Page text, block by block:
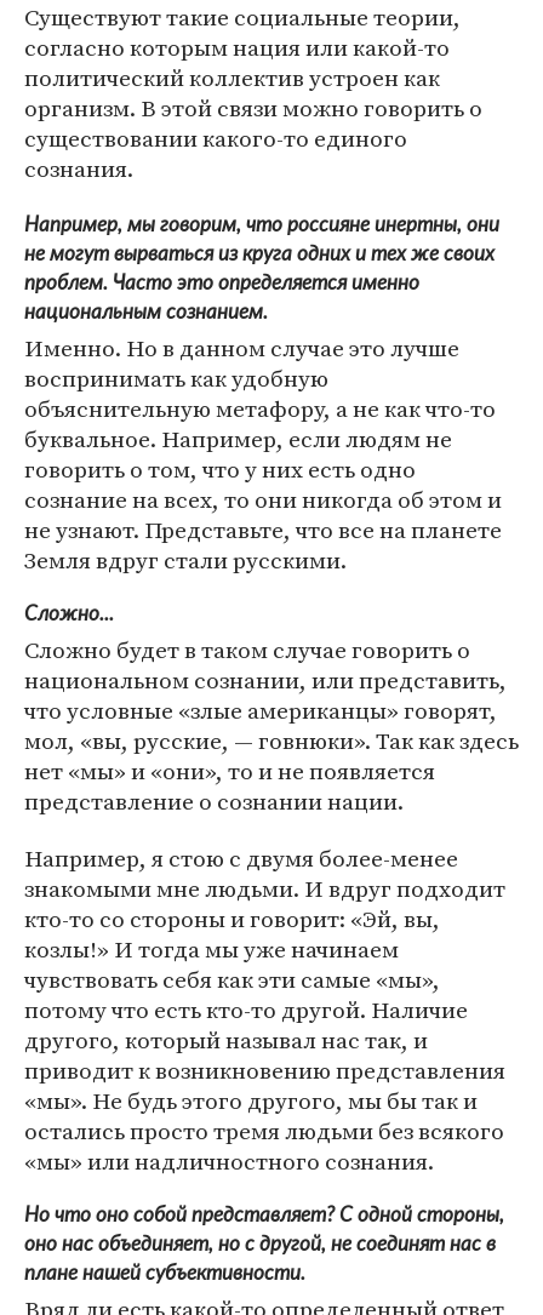
Существуют такие социальные теории,
согласно которым нация или какой-то
политический коллектив устроен как
организм. В этой связи можно говорить о
существовании какого-то единого
сознания.
Например, мы говорим, что россияне инертны, они
не могут вырваться из круга одних и тех же своих
проблем. Часто это определяется именно
национальным сознанием.
Именно. Но в данном случае это лучше
воспринимать как удобную
объяснительную метафору, а не как что-то
буквальное. Например, если людям не
говорить о том, что у них есть одно
сознание на всех, то они никогда об этом и
не узнают. Представьте, что все на планете
Земля вдруг стали русскими.
Сложно...
Сложно будет в таком случае говорить о
национальном сознании, или представить,
что условные «злые американцы» говорят,
мол, «вы, русские, — говнюки». Так как здесь
нет «мы» и «они», то и не появляется
представление о сознании нации.
Например, я стою с двумя более-менее
знакомыми мне людьми. И вдруг подходит
кто-то со стороны и говорит: «Эй, вы,
козлы!» И тогда мы уже начинаем
чувствовать себя как эти самые «мы»,
потому что есть кто-то другой. Наличие
другого, который называл нас так, и
приводит к возникновению представления
«мы». Не будь этого другого, мы бы так и
остались просто тремя людьми без всякого
«мы» или надличностного сознания.
Но что оно собой представляет? С одной стороны,
оно нас объединяет, но с другой, не соединят нас в
плане нашей субъективности.